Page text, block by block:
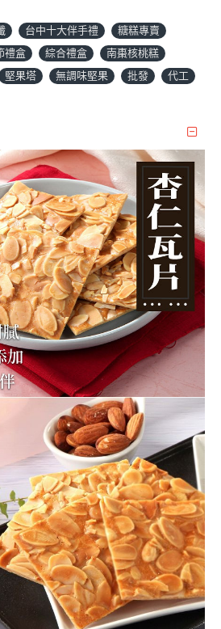
台中十大伴手禮
糖糕專賣
禮盒 綜合禮盒
南棗核桃糕
堅果塔 無調味堅果 批發
代工